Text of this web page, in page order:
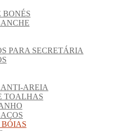
BONÉS
PARA SECRETÁRIA
AREIA
TOALHAS
BÓIAS